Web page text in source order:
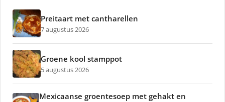
Preitaart met cantharellen
7 augustus 2026
Groene kool stamppot
5 augustus 2026
Mexicaanse groentesoep met gehakt en